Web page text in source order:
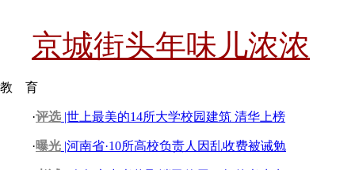
京城街头年味儿浓浓
教 育
·评选 |世上最美的14所大学校园建筑 清华上榜
·曝光 |河南省·10所高校负责人因乱收费被诫勉